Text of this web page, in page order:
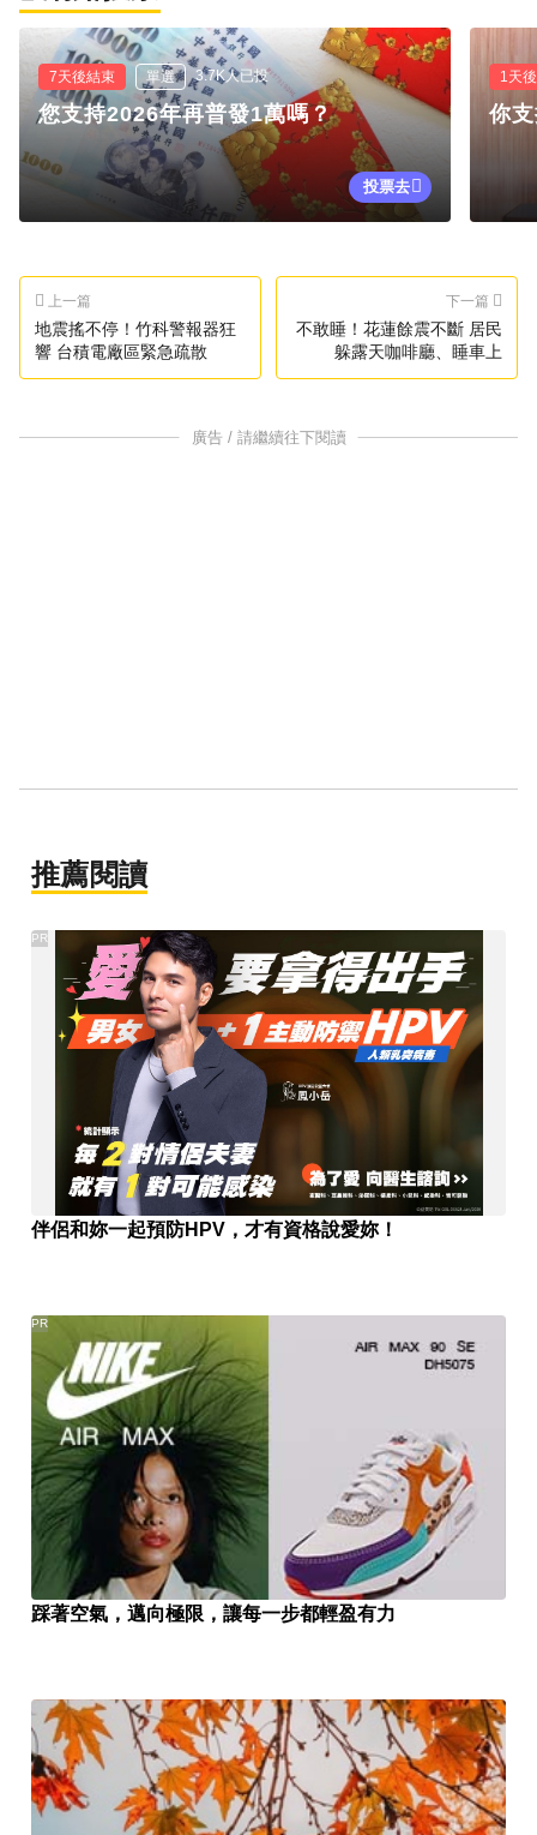
7天後結束 單選 3.7K人已投
您支持2026年再普發1萬嗎？
投票去
1天
你
上一篇
地震搖不停！竹科警報器狂
響 台積電廠區緊急疏散
下一篇
不敢睡！花蓮餘震不斷 居民
躲露天咖啡廳、睡車上
廣告 / 請繼續往下閱讀
推薦閱讀
伴侶和妳一起預防HPV，才有資格說愛妳！
PR
踩著空氣，邁向極限，讓每一步都輕盈有力
PR